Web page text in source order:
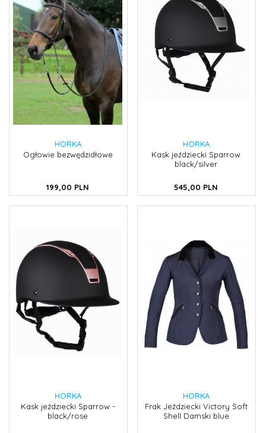
HORKA
Ogłowie bezwędzidłowe
199,00 PLN
HORKA
Kask jeździecki Sparrow
black/silver
545,00 PLN
HORKA
Kask jeździecki Sparrow -
black/rose
HORKA
Frak Jeździecki Victory Soft
Shell Damski blue